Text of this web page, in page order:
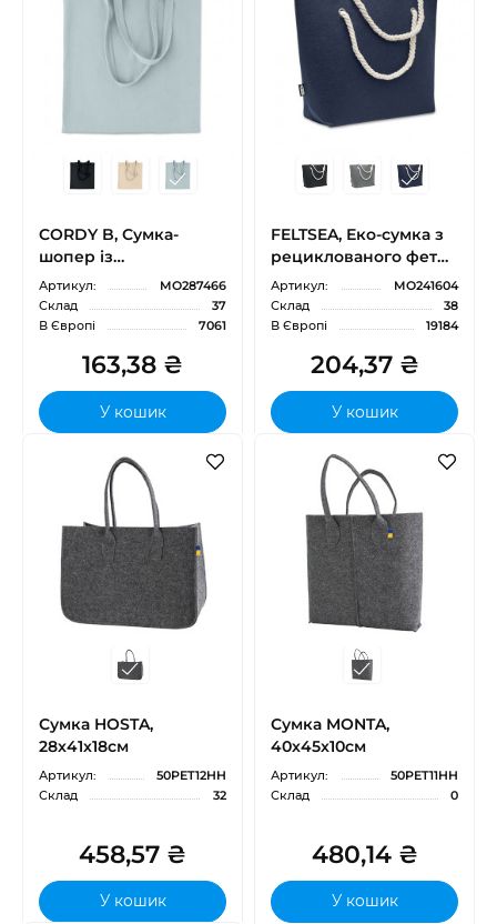
CORDY B, Сумка-
шопер із
поліестерового
вельвету з довгими
ручками, 38х42 см,
Артикул:
MO287466
Склад
37
В Європі
7061
163,38 ₴
У кошик
FELTSEA, Еко-сумка з
рециклованого фетру
(RPET), 28х41х18см
Артикул:
MO241604
Склад
38
В Європі
19184
204,37 ₴
У кошик
Сумка HOSTA,
28х41х18см
Артикул:
50PET12HH
Склад
32
458,57 ₴
У кошик
Сумка MONTA,
40х45х10см
Артикул:
50PET11HH
Склад
0
480,14 ₴
У кошик